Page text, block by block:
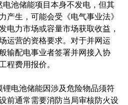
电池储能项目本身不发电，但其
产生，可能会受《电气事业法》
电力市场或容量市场获取收益，
运营的资格要求。对于并网运
输配电事业者签署并网接入协
程费用报价。
锂电池储能因涉及危险物品须符
前通常需要消防当局审核防火设